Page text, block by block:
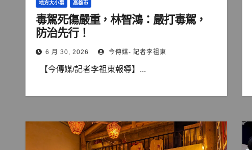
地方大小事 高雄市
毒駕死傷嚴重，林智鴻：嚴打毒駕，
防治先行！
6 月 30, 2026 今傳媒- 記者李祖東
【今傳媒/記者李祖東報導】...